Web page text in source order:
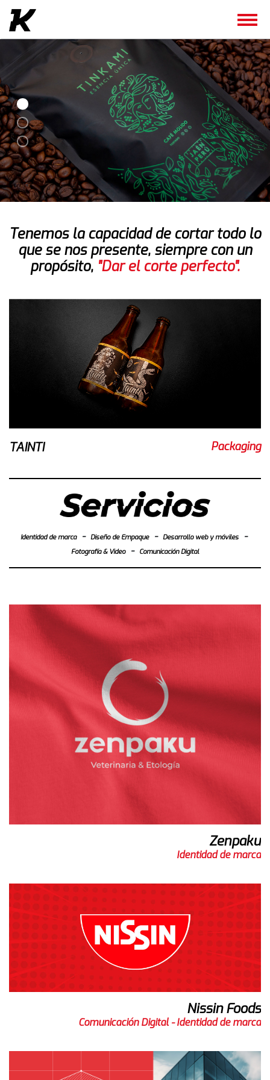
Tenemos la capacidad de cortar todo lo
que se nos presente, siempre con un
propósito, "Dar el corte perfecto".
TAINTI Packaging
Identidad de marca - Diseño de Empaque - Desarrollo web y móviles -
Fotografía & Video - Comunicación Digital
Zenpaku
Identidad de marca
Nissin Foods
Comunicación Digital - Identidad de marca